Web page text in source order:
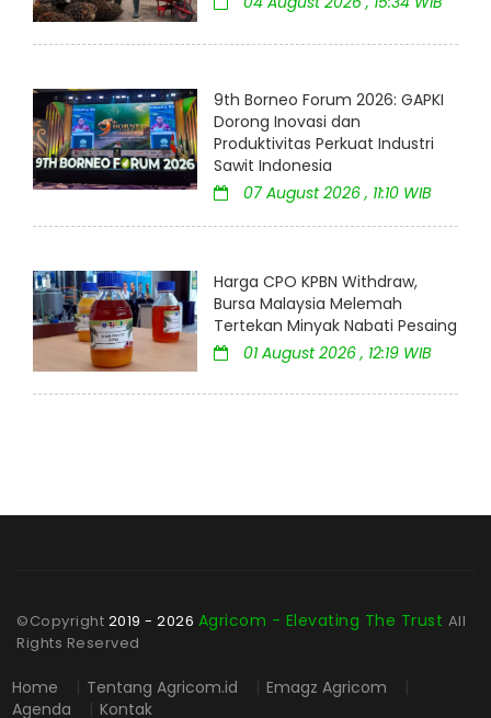
9th Borneo Forum 2026: GAPKI
Dorong Inovasi dan
Produktivitas Perkuat Industri
Sawit Indonesia
07 August 2026 , 11:10 WIB
Harga CPO KPBN Withdraw,
Bursa Malaysia Melemah
Tertekan Minyak Nabati Pesaing
01 August 2026 , 12:19 WIB
©Copyright 2019 - 2026 Agricom - Elevating The Trust All
Rights Reserved
Home | Tentang Agricom.id | Emagz Agricom |
Agenda
| Kontak